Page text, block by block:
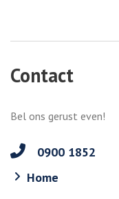
Contact
Bel ons gerust even!
0900 1852
Home